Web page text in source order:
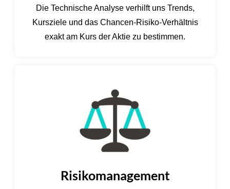
Die Technische Analyse verhilft uns Trends,
Kursziele und das Chancen-Risiko-Verhältnis
exakt am Kurs der Aktie zu bestimmen.
Risikomanagement